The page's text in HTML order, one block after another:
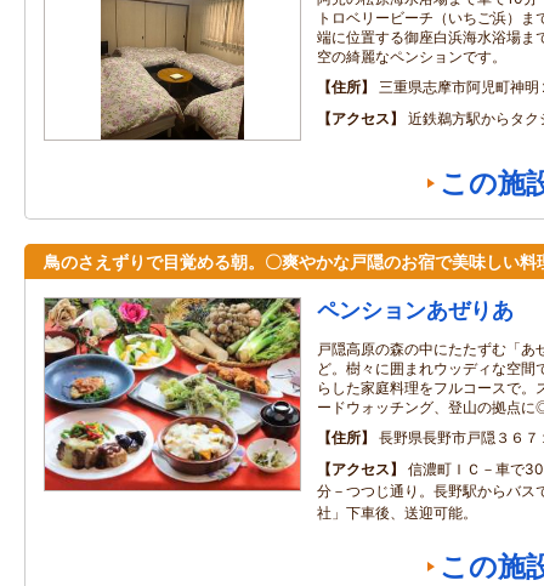
トロベリービーチ（いちご浜）
端に位置する御座白浜海水浴場ま
空の綺麗なペンションです。
住所
三重県志摩市阿児町神明
アクセス
近鉄鵜方駅からタク
この施
鳥のさえずりで目覚める朝。〇爽やかな戸隠のお宿で美味しい料
ペンションあぜりあ
戸隠高原の森の中にたたずむ「あ
ど。樹々に囲まれウッディな空間
らした家庭料理をフルコースで。
ードウォッチング、登山の拠点
住所
長野県長野市戸隠３６７
アクセス
信濃町ＩＣ－車で
分－つつじ通り。長野駅からバス
社」下車後、送迎可能。
この施